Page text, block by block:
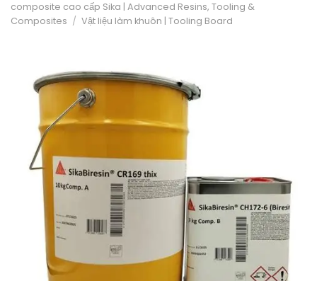
composite cao cấp Sika | Advanced Resins, Tooling &
Composites / Vật liệu làm khuôn | Tooling Board